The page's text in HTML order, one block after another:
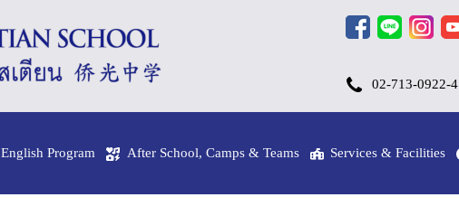
02-713-0922-4
English Program After School, Camps & Teams Services & Facilities